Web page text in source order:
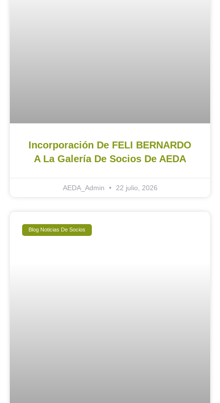
Incorporación De FELI BERNARDO
A La Galería De Socios De AEDA
AEDA_Admin 22 julio, 2026
Blog Noticias De Socios